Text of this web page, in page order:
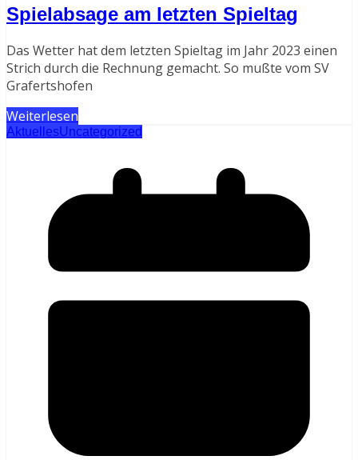
Spielabsage am letzten Spieltag
Das Wetter hat dem letzten Spieltag im Jahr 2023 einen
Strich durch die Rechnung gemacht. So mußte vom SV
Grafertshofen
Weiterlesen
AktuellesUncategorized